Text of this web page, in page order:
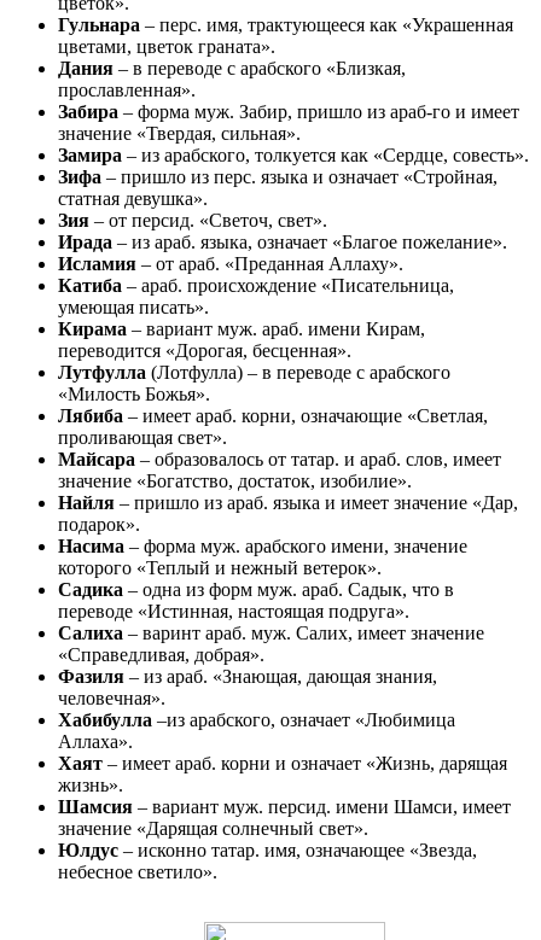
Гульнара – перс. имя, трактующееся как «Украшенная
цветами, цветок граната».
Дания – в переводе с арабского «Близкая,
прославленная».
Забира – форма муж. Забир, пришло из араб-го и имеет
значение «Твердая, сильная».
Замира – из арабского, толкуется как «Сердце, совесть».
Зифа – пришло из перс. языка и означает «Стройная,
статная девушка».
Зия – от персид. «Светоч, свет».
Ирада – из араб. языка, означает «Благое пожелание».
Исламия – от араб. «Преданная Аллаху».
Катиба – араб. происхождение «Писательница,
умеющая писать».
Кирама – вариант муж. араб. имени Кирам,
переводится «Дорогая, бесценная».
Лутфулла (Лотфулла) – в переводе с арабского
«Милость Божья».
Лябиба – имеет араб. корни, означающие «Светлая,
проливающая свет».
Майсара – образовалось от татар. и араб. слов, имеет
значение «Богатство, достаток, изобилие».
Найля – пришло из араб. языка и имеет значение «Дар,
подарок».
Насима – форма муж. арабского имени, значение
которого «Теплый и нежный ветерок».
Садика – одна из форм муж. араб. Садык, что в
переводе «Истинная, настоящая подруга».
Салиха – варинт араб. муж. Салих, имеет значение
«Справедливая, добрая».
Фазиля – из араб. «Знающая, дающая знания,
человечная».
Хабибулла –из арабского, означает «Любимица
Аллаха».
Хаят – имеет араб. корни и означает «Жизнь, дарящая
жизнь».
Шамсия – вариант муж. персид. имени Шамси, имеет
значение «Дарящая солнечный свет».
Юлдус – исконно татар. имя, означающее «Звезда,
небесное светило».